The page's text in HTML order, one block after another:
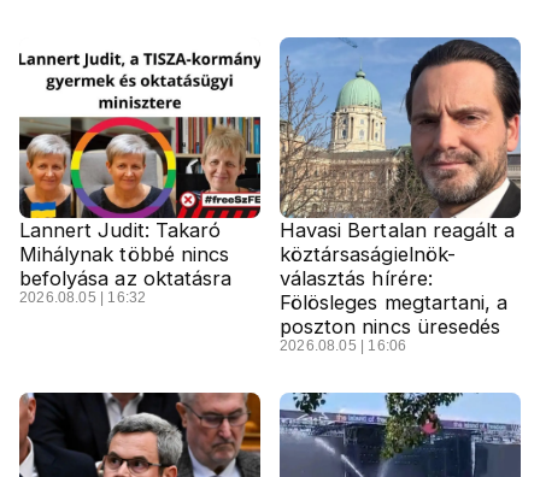
Lannert Judit: Takaró
Mihálynak többé nincs
befolyása az oktatásra
2026.08.05 | 16:32
Havasi Bertalan reagált a
köztársaságielnök-
választás hírére:
Fölösleges megtartani, a
poszton nincs üresedés
2026.08.05 | 16:06